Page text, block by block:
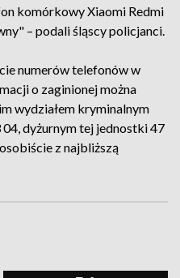
komórkowy Xiaomi Redmi
– podali śląscy policjanci.
numerów telefonów w
o zaginionej można
wydziałem kryminalnym
dyżurnym tej jednostki 47
z najbliższą